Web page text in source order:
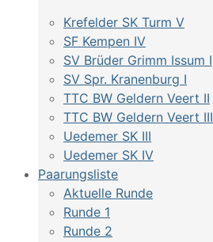
Krefelder SK Turm V
SF Kempen IV
SV Brüder Grimm Issum I
SV Spr. Kranenburg I
TTC BW Geldern Veert II
TTC BW Geldern Veert III
Uedemer SK III
Uedemer SK IV
Paarungsliste
Aktuelle Runde
Runde 1
Runde 2